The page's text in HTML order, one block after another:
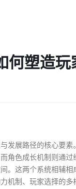
何塑造玩
发展路径的核心要素
角色成长机制则通过
。这两个系统相辅相
机制、玩家选择的多